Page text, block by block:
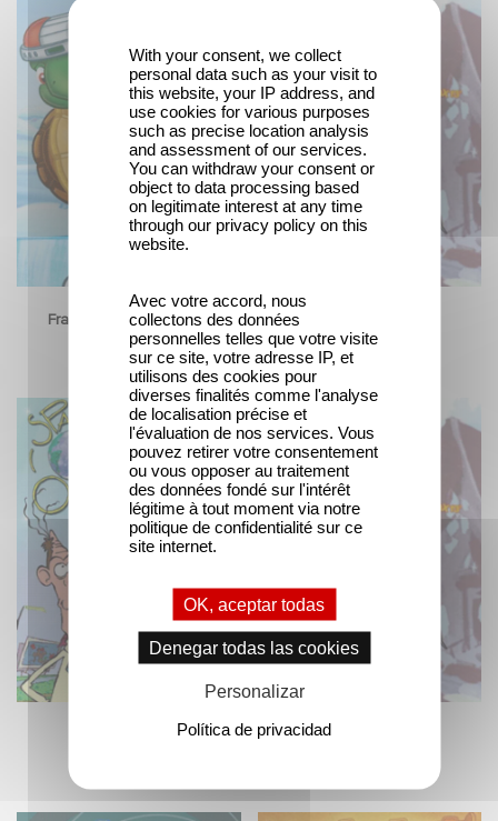
Franklin - Temporada 6
Temporada 3
Mona the Vampire -
With your consent, we collect
personal data such as your visit to
this website, your IP address, and
use cookies for various purposes
such as precise location analysis
and assessment of our services.
You can withdraw your consent or
object to data processing based
on legitimate interest at any time
through our privacy policy on this
website.
Avec votre accord, nous
collectons des données
personnelles telles que votre visite
sur ce site, votre adresse IP, et
utilisons des cookies pour
diverses finalités comme l'analyse
de localisation précise et
l'évaluation de nos services. Vous
pouvez retirer votre consentement
ou vous opposer au traitement
des données fondé sur l'intérêt
légitime à tout moment via notre
politique de confidentialité sur ce
site internet.
OK, aceptar todas
Denegar todas las cookies
Personalizar
Política de privacidad